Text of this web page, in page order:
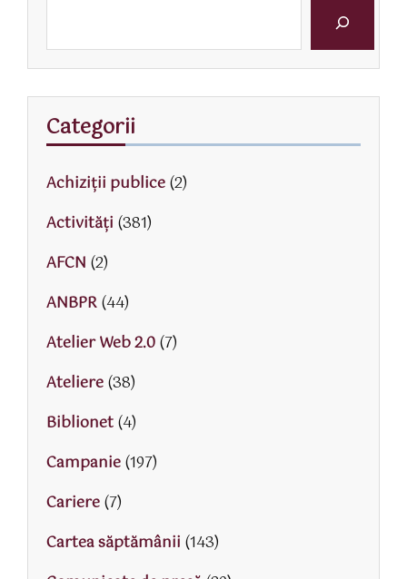
Categorii
Achiziții publice(2)
Activităţi (381)
AFCN (2)
ANBPR(44)
Atelier Web 2.0(7)
Ateliere(38)
Biblionet(4)
Campanie(197)
Cariere(7)
Cartea săptămânii (143)